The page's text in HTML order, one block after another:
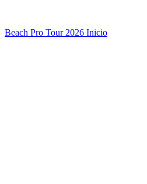
Beach Pro Tour 2026 Inicio